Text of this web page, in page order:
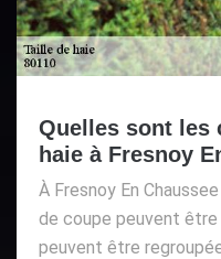
Quelles sont les
haie à Fresnoy
À Fresnoy En
de coupe peuvent
peuvent être